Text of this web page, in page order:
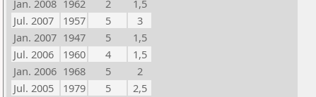
Jan. 2008 1962 2
1,5
Jul. 2007
1957 5
3
Jan. 2007 1947 5
1,5
Jul. 2006
1960 4
1,5
Jan. 2006 1968 5
2
Jul. 2005
1979 5
2,5